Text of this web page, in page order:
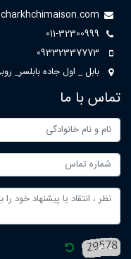
011-32300999
09332337773
بابل _ اول جاده بابلسر_
تماس با ما